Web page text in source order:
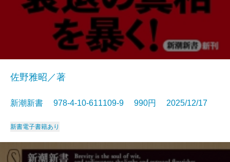
佐野雅昭／著
新潮新書 978-4-10-611109-9 990円 2025/12/17
新書電子書籍あり